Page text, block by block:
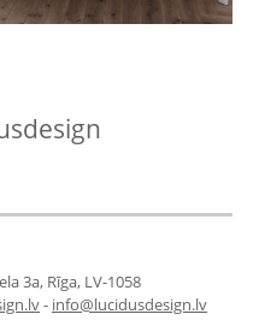
3a, Rīga, LV-1058
- info@lucidusdesign.lv